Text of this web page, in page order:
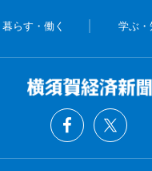
暮らす・働く 学ぶ・